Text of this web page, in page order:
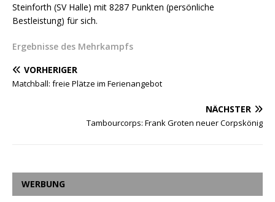
Steinforth (SV Halle) mit 8287 Punkten (persönliche
Bestleistung) für sich.
Ergebnisse des Mehrkampfs
VORHERIGER
Matchball: freie Plätze im Ferienangebot
NÄCHSTER
Tambourcorps: Frank Groten neuer Corpskönig
WERBUNG